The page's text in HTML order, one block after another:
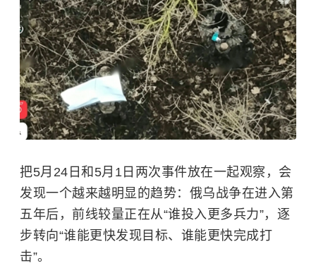
把5月24日和5月1日两次事件放在一起观察，会
发现一个越来越明显的趋势：俄乌战争在进入第
五年后，前线较量正在从“谁投入更多兵力”，逐
步转向“谁能更快发现目标、谁能更快完成打
击”。